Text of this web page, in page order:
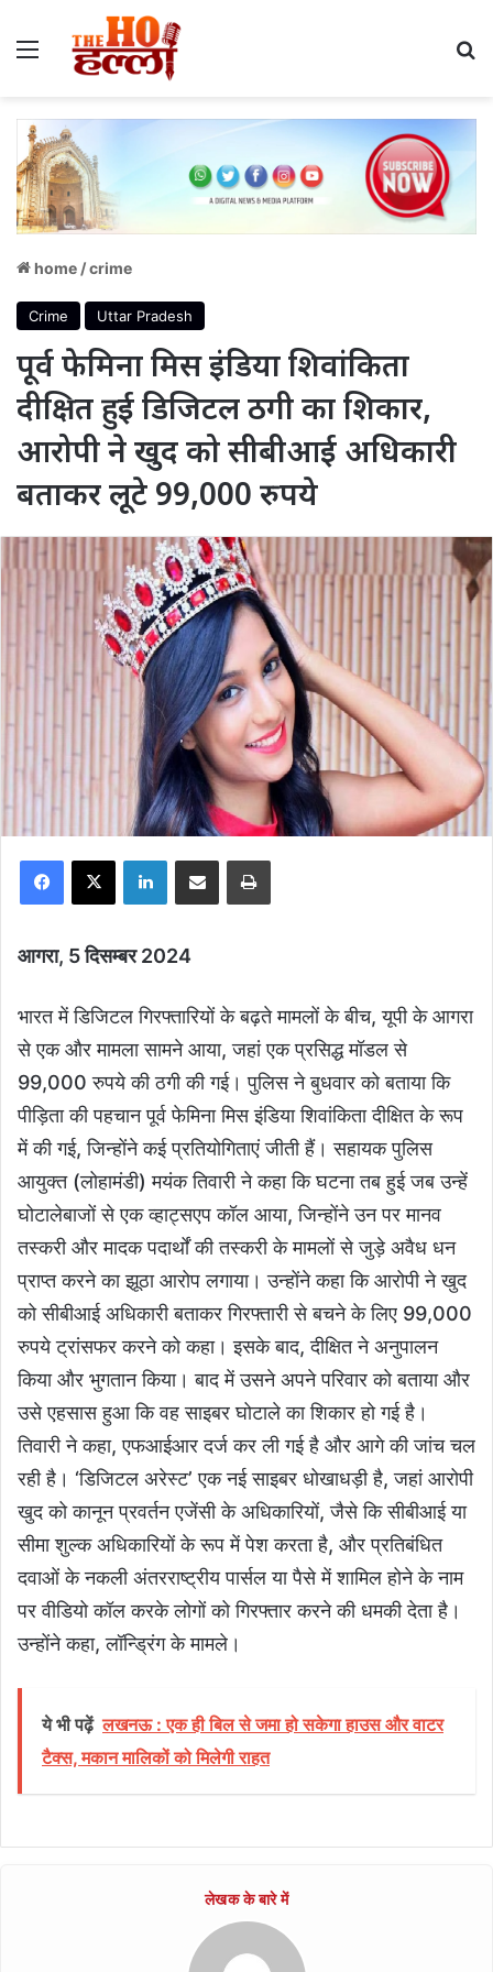
Menu
home /crime
Crime Uttar Pradesh
पूर्व फेमिना मिस इंडिया शिवांकिता
दीक्षित हुई डिजिटल ठगी का शिकार,
आरोपी ने खुद को सीबीआई अधिकारी
बताकर लूटे 99,000 रुपये
Facebook
X LinkedInShare via Email Print
आगरा, 5 दिसम्बर 2024
भारत में डिजिटल गिरफ्तारियों के बढ़ते मामलों के बीच, यूपी के आगरा
से एक और मामला सामने आया, जहां एक प्रसिद्ध मॉडल से
99,000 रुपये की ठगी की गई। पुलिस ने बुधवार को बताया कि
पीड़िता की पहचान पूर्व फेमिना मिस इंडिया शिवांकिता दीक्षित के रूप
में की गई, जिन्होंने कई प्रतियोगिताएं जीती हैं। सहायक पुलिस
आयुक्त (लोहामंडी) मयंक तिवारी ने कहा कि घटना तब हुई जब उन्हें
घोटालेबाजों से एक व्हाट्सएप कॉल आया, जिन्होंने उन पर मानव
तस्करी और मादक पदार्थों की तस्करी के मामलों से जुड़े अवैध धन
प्राप्त करने का झूठा आरोप लगाया। उन्होंने कहा कि आरोपी ने खुद
को सीबीआई अधिकारी बताकर गिरफ्तारी से बचने के लिए 99,000
रुपये ट्रांसफर करने को कहा। इसके बाद, दीक्षित ने अनुपालन
किया और भुगतान किया। बाद में उसने अपने परिवार को बताया और
उसे एहसास हुआ कि वह साइबर घोटाले का शिकार हो गई है।
तिवारी ने कहा, एफआईआर दर्ज कर ली गई है और आगे की जांच चल
रही है। ‘डिजिटल अरेस्ट’ एक नई साइबर धोखाधड़ी है, जहां आरोपी
खुद को कानून प्रवर्तन एजेंसी के अधिकारियों, जैसे कि सीबीआई या
सीमा शुल्क अधिकारियों के रूप में पेश करता है, और प्रतिबंधित
दवाओं के नकली अंतरराष्ट्रीय पार्सल या पैसे में शामिल होने के नाम
पर वीडियो कॉल करके लोगों को गिरफ्तार करने की धमकी देता है।
उन्होंने कहा, लॉन्ड्रिंग के मामले।
ये भी पढ़ें लखनऊ : एक ही बिल से जमा हो सकेगा हाउस और वाटर
टैक्स, मकान मालिकों को मिलेगी राहत